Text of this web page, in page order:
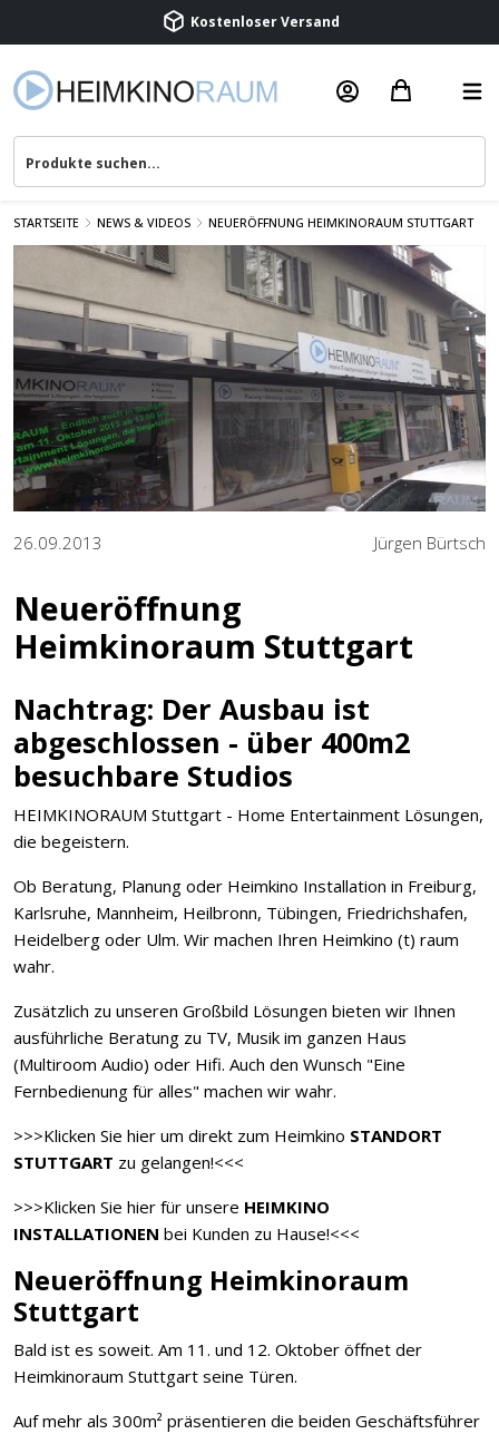
Beratung & Service
STARTSEITE NEWS & VIDEOS NEUERÖFFNUNG HEIMKINORAUM STUTTGART
26.09.2013 Jürgen Bürtsch
Neueröffnung
Heimkinoraum Stuttgart
Nachtrag: Der Ausbau ist
abgeschlossen - über 400m2
besuchbare Studios
HEIMKINORAUM Stuttgart - Home Entertainment Lösungen,
die begeistern.
Ob Beratung, Planung oder Heimkino Installation in Freiburg,
Karlsruhe, Mannheim, Heilbronn, Tübingen, Friedrichshafen,
Heidelberg oder Ulm. Wir machen Ihren Heimkino (t) raum
wahr.
Zusätzlich zu unseren Großbild Lösungen bieten wir Ihnen
ausführliche Beratung zu TV, Musik im ganzen Haus
(Multiroom Audio) oder Hifi. Auch den Wunsch "Eine
Fernbedienung für alles" machen wir wahr.
>>>Klicken Sie hier um direkt zum Heimkino STANDORT
STUTTGART zu gelangen!<<<
>>>Klicken Sie hier für unsere HEIMKINO
INSTALLATIONEN bei Kunden zu Hause!<<<
Neueröffnung Heimkinoraum
Stuttgart
Bald ist es soweit. Am 11. und 12. Oktober öffnet der
Heimkinoraum Stuttgart seine Türen.
Auf mehr als 300m² präsentieren die beiden Geschäftsführer